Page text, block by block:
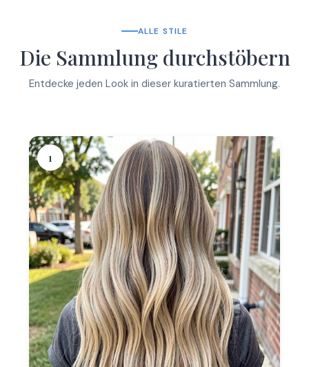
ALLE STILE
Die Sammlung durchstöbern
Entdecke jeden Look in dieser kuratierten Sammlung.
1